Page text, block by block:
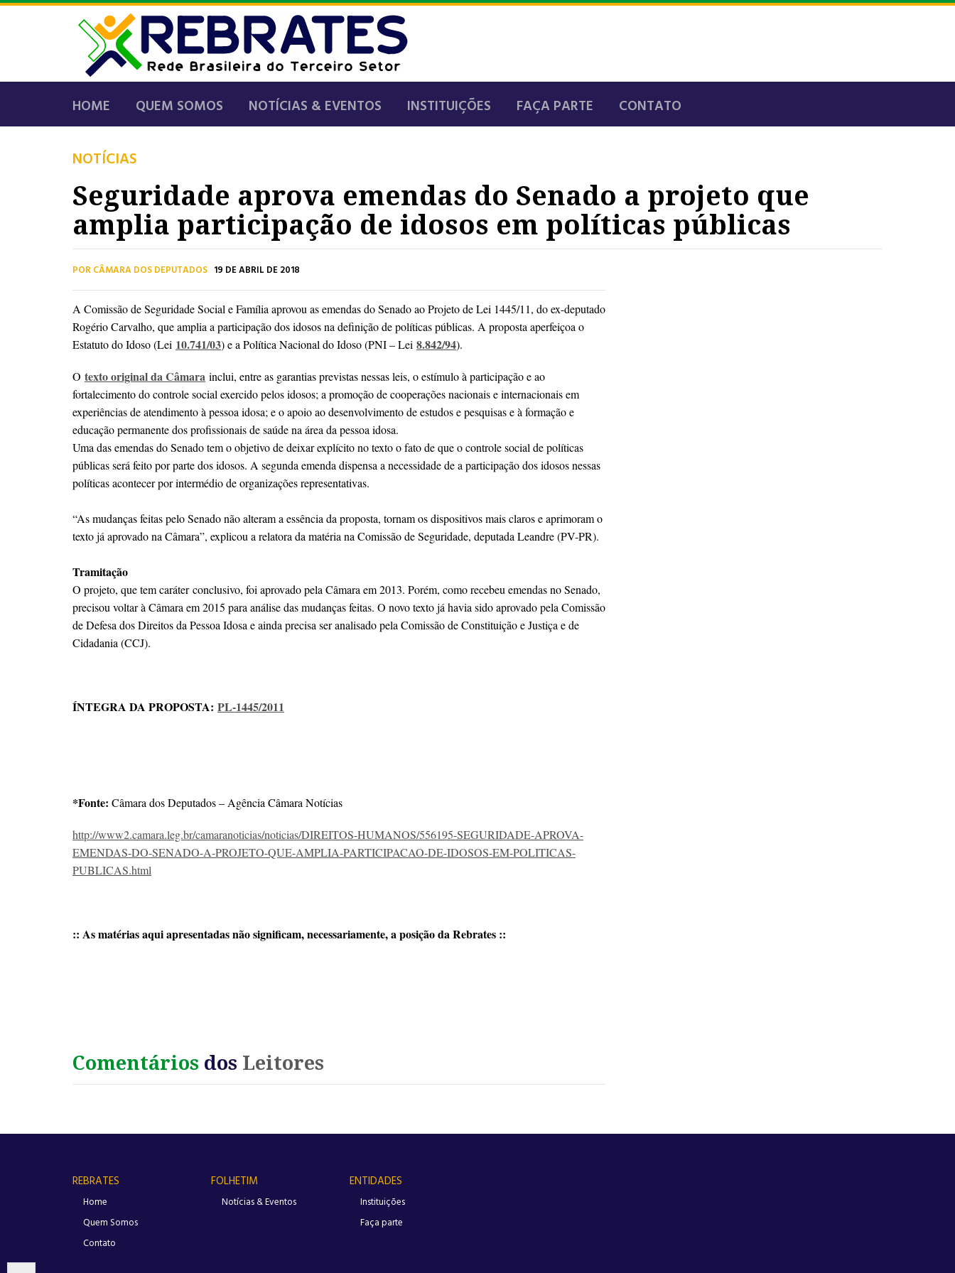
HOME QUEM SOMOS NOTÍCIAS & EVENTOS INSTITUIÇÕES FAÇA PARTE CONTATO
NOTÍCIAS
Seguridade aprova emendas do Senado a projeto que
amplia participação de idosos em políticas públicas
POR CÂMARA DOS DEPUTADOS 19 DE ABRIL DE 2018
A Comissão de Seguridade Social e Família aprovou as emendas do Senado ao Projeto de Lei 1445/11, do ex-deputado
Rogério Carvalho, que amplia a participação dos idosos na definição de políticas públicas. A proposta aperfeiçoa o
Estatuto do Idoso (Lei 10.741/03) e a Política Nacional do Idoso (PNI – Lei 8.842/94).
O texto original da Câmara inclui, entre as garantias previstas nessas leis, o estímulo à participação e ao
fortalecimento do controle social exercido pelos idosos; a promoção de cooperações nacionais e internacionais em
experiências de atendimento à pessoa idosa; e o apoio ao desenvolvimento de estudos e pesquisas e à formação e
educação permanente dos profissionais de saúde na área da pessoa idosa.
Uma das emendas do Senado tem o objetivo de deixar explícito no texto o fato de que o controle social de políticas
públicas será feito por parte dos idosos. A segunda emenda dispensa a necessidade de a participação dos idosos nessas
políticas acontecer por intermédio de organizações representativas.
“As mudanças feitas pelo Senado não alteram a essência da proposta, tornam os dispositivos mais claros e aprimoram o
texto já aprovado na Câmara”, explicou a relatora da matéria na Comissão de Seguridade, deputada Leandre (PV-PR).
Tramitação
O projeto, que tem caráter conclusivo, foi aprovado pela Câmara em 2013. Porém, como recebeu emendas no Senado,
precisou voltar à Câmara em 2015 para análise das mudanças feitas. O novo texto já havia sido aprovado pela Comissão
de Defesa dos Direitos da Pessoa Idosa e ainda precisa ser analisado pela Comissão de Constituição e Justiça e de
Cidadania (CCJ).
ÍNTEGRA DA PROPOSTA: PL-1445/2011
*Fonte: Câmara dos Deputados – Agência Câmara Notícias
http://www2.camara.leg.br/camaranoticias/noticias/DIREITOS-HUMANOS/556195-SEGURIDADE-APROVA-
EMENDAS-DO-SENADO-A-PROJETO-QUE-AMPLIA-PARTICIPACAO-DE-IDOSOS-EM-POLITICAS-
PUBLICAS.html
:: As matérias aqui apresentadas não significam, necessariamente, a posição da Rebrates ::
Comentários dos Leitores
REBRATES
Home
Quem Somos
Contato
FOLHETIM
Notícias & Eventos
ENTIDADES
Instituições
Faça parte